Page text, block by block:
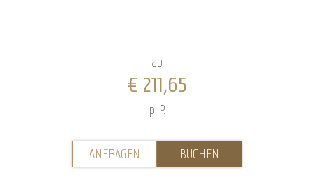
ab
€ 211,65
p. P.
ANFRAGEN BUCHEN